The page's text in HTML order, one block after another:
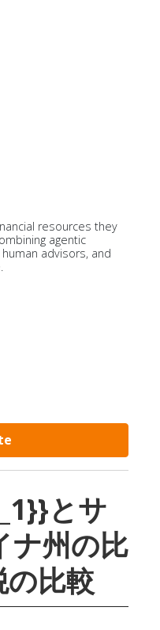
resources they
agentic
advisors, and
とサ
ナ州の比
比較